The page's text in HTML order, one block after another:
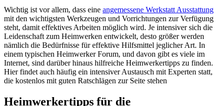
Wichtig ist vor allem, dass eine angemessene Werkstatt Ausstattung
mit den wichtigsten Werkzeugen und Vorrichtungen zur Verfügung
steht, damit effektives Arbeiten möglich wird. Je intensiver sich die
Leidenschaft zum Heimwerken entwickelt, desto größer werden
nämlich die Bedürfnisse für effektive Hilfsmittel jeglicher Art. In
einem typischen Heimwerker Forum, und davon gibt es viele im
Internet, sind darüber hinaus hilfreiche Heimwerkertipps zu finden.
Hier findet auch häufig ein intensiver Austausch mit Experten statt,
die kostenlos mit guten Ratschlägen zur Seite stehen
Heimwerkertipps für die